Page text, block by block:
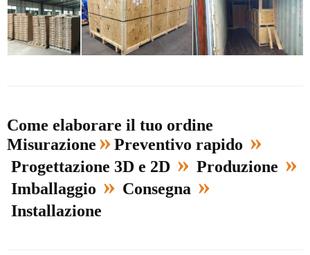
Come elaborare il tuo ordine
Misurazione »Preventivo rapido »
Progettazione 3D e 2D » Produzione »
Imballaggio » Consegna »
Installazione